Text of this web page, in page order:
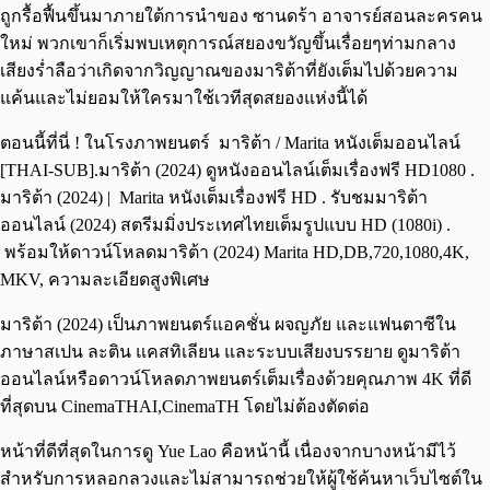
ถูกรื้อฟื้นขึ้นมาภายใต้การนำของ ซานดร้า อาจารย์สอนละครคน
ใหม่ พวกเขาก็เริ่มพบเหตุการณ์สยองขวัญขึ้นเรื่อยๆท่ามกลาง
เสียงร่ำลือว่าเกิดจากวิญญาณของมาริต้าที่ยังเต็มไปด้วยความ
แค้นและไม่ยอมให้ใครมาใช้เวทีสุดสยองแห่งนี้ได้
ตอนนี้ที่นี่ ! ในโรงภาพยนตร์ มาริต้า / Marita หนังเต็มออนไลน์
[THAI-SUB].มาริต้า (2024) ดูหนังออนไลน์เต็มเรื่องฟรี HD1080 .
มาริต้า (2024) | Marita หนังเต็มเรื่องฟรี HD . รับชมมาริต้า
ออนไลน์ (2024) สตรีมมิ่งประเทศไทยเต็มรูปแบบ HD (1080i) .
พร้อมให้ดาวน์โหลดมาริต้า (2024) Marita HD,DB,720,1080,4K,
MKV, ความละเอียดสูงพิเศษ
มาริต้า (2024) เป็นภาพยนตร์แอคชั่น ผจญภัย และแฟนตาซีใน
ภาษาสเปน ละติน แคสทิเลียน และระบบเสียงบรรยาย ดูมาริต้า
ออนไลน์หรือดาวน์โหลดภาพยนตร์เต็มเรื่องด้วยคุณภาพ 4K ที่ดี
ที่สุดบน CinemaTHAI,CinemaTH โดยไม่ต้องตัดต่อ
หน้าที่ดีที่สุดในการดู Yue Lao คือหน้านี้ เนื่องจากบางหน้ามีไว้
สำหรับการหลอกลวงและไม่สามารถช่วยให้ผู้ใช้ค้นหาเว็บไซต์ใน